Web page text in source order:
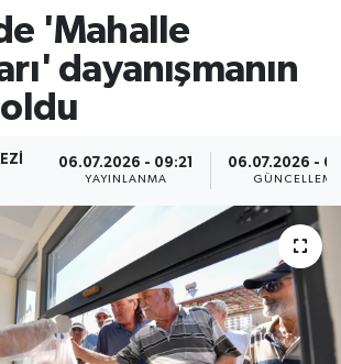
'Mahalle
dayanışmanın
06.07.2026 - 09:21
YAYINLANMA
06.07.2026 -
GÜNCELLEME
Durumu ve Fikstür
Haberleri